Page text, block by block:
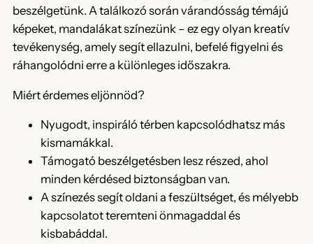
beszélgetünk. A találkozó során várandósság témájú
képeket, mandalákat színezünk – ez egy olyan kreatív
tevékenység, amely segít ellazulni, befelé figyelni és
ráhangolódni erre a különleges időszakra.
Miért érdemes eljönnöd?
Nyugodt, inspiráló térben kapcsolódhatsz más
kismamákkal.
Támogató beszélgetésben lesz részed, ahol
minden kérdésed biztonságban van.
A színezés segít oldani a feszültséget, és mélyebb
kapcsolatot teremteni önmagaddal és
kisbabáddal.